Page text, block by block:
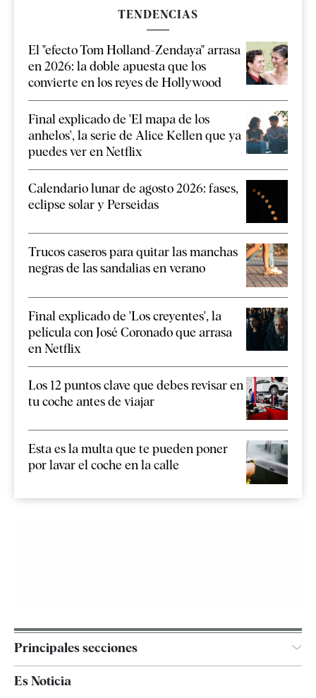
TENDENCIAS
El "efecto Tom Holland-Zendaya" arrasa
en 2026: la doble apuesta que los
convierte en los reyes de Hollywood
Final explicado de 'El mapa de los
anhelos', la serie de Alice Kellen que ya
puedes ver en Netflix
Calendario lunar de agosto 2026: fases,
eclipse solar y Perseidas
Trucos caseros para quitar las manchas
negras de las sandalias en verano
Final explicado de 'Los creyentes', la
película con José Coronado que arrasa
en Netflix
Los 12 puntos clave que debes revisar en
tu coche antes de viajar
Esta es la multa que te pueden poner
por lavar el coche en la calle
Principales secciones
Es Noticia